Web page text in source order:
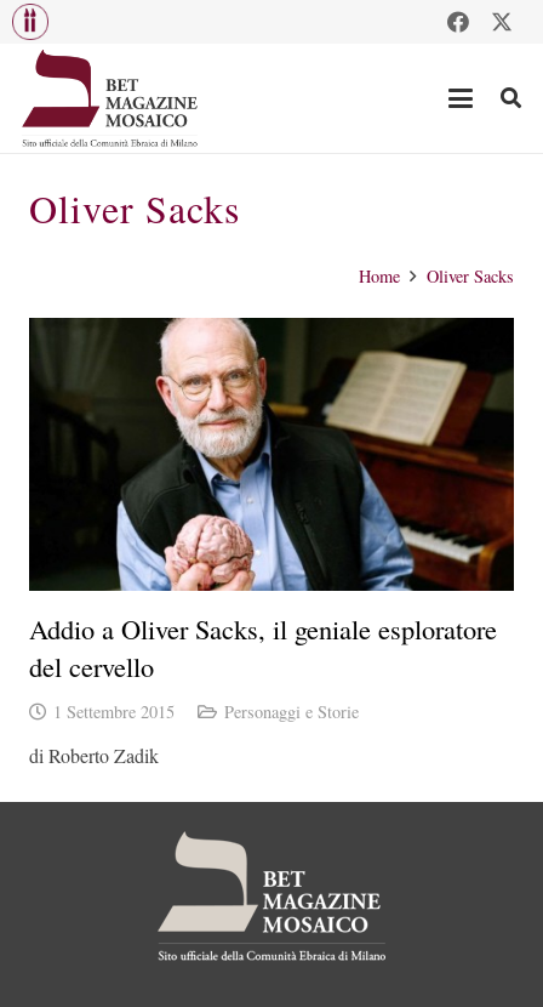
Oliver Sacks
Home Oliver Sacks
Addio a Oliver Sacks, il geniale esploratore
del cervello
1 Settembre 2015 Personaggi e Storie
di Roberto Zadik